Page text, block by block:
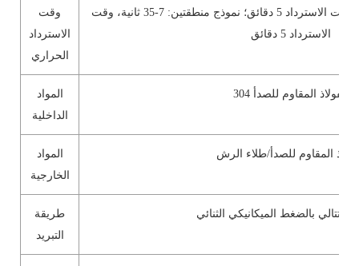
وقت
الاسترداد
الحراري
نموذج ثلاث مناطق ≥5 دقائق، وقت الاسترداد 5 دقائق؛ نموذج منطقتين: 7-35 ثانية، وقت
الاسترداد 5 دقائق
المواد
الداخلية
الفولاذ المقاوم للصدأ 304
المواد
الخارجية
المقاوم للصدأ/طلاء الرش
طريقة
التبريد
المتتالي بالضغط الميكانيكي الثنائي